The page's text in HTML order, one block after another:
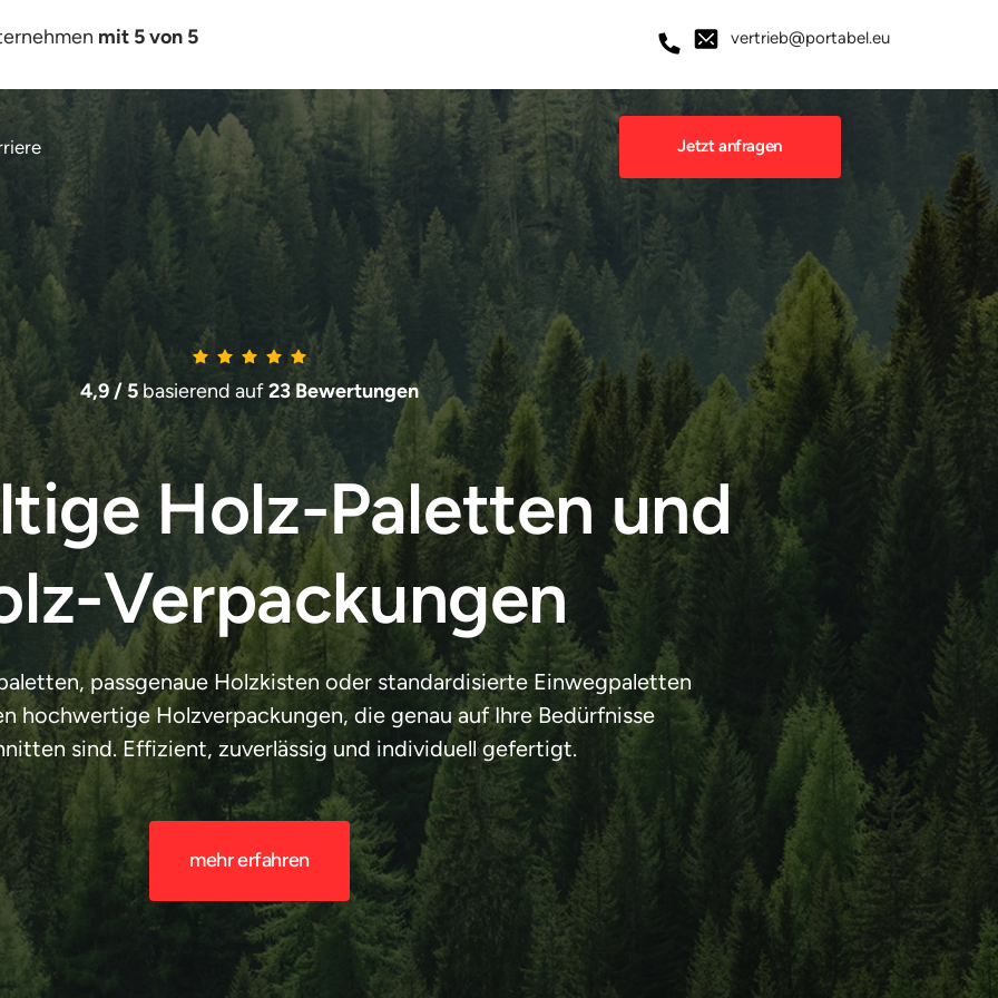
mit 5 von 5 vertrieb@portabel.eu
Jetzt anfragen
4,9 / 5 basierend auf 23 Bewertungen
Holz-Paletten und
Verpackungen
passgenaue Holzkisten oder standardisierte Einwegpaletten
hochwertige Holzverpackungen, die genau auf Ihre Bedürfnisse
sind. Effizient, zuverlässig und individuell gefertigt.
mehr erfahren